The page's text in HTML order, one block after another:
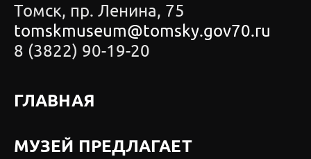
Томск, пр. Ленина, 75
tomskmuseum@tomsky.gov70.ru
8 (3822) 90-19-20
ГЛАВНАЯ
МУЗЕЙ ПРЕДЛАГАЕТ